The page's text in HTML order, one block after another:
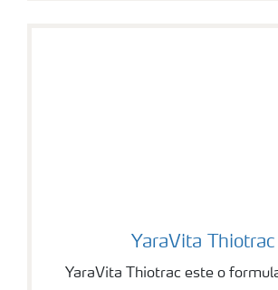
YaraVita Thiotrac
YaraVita Thiotrac este o